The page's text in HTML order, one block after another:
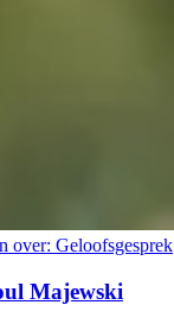
over: Geloofsgesprek
Majewski